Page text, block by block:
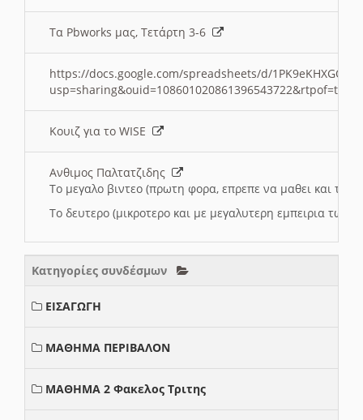
Τα Pbworks μας, Τετάρτη 3-6
https://docs.google.com/spreadsheets/d/
Κουιζ για το WISE
Ανθιμος Παλτατζιδης
Το μεγαλο βιντεο (πρωτη φορα, επρεπε να μαθει και το
Το δευτερο (μικροτερο και με μεγαλυτερη εμπειρια
Κατηγορίες συνδέσμων
ΕΙΣΑΓΩΓΗ
ΜΑΘΗΜΑ ΠΕΡΙΒΑΛΟΝ
ΜΑΘΗΜΑ 2 Φακελος Τριτης